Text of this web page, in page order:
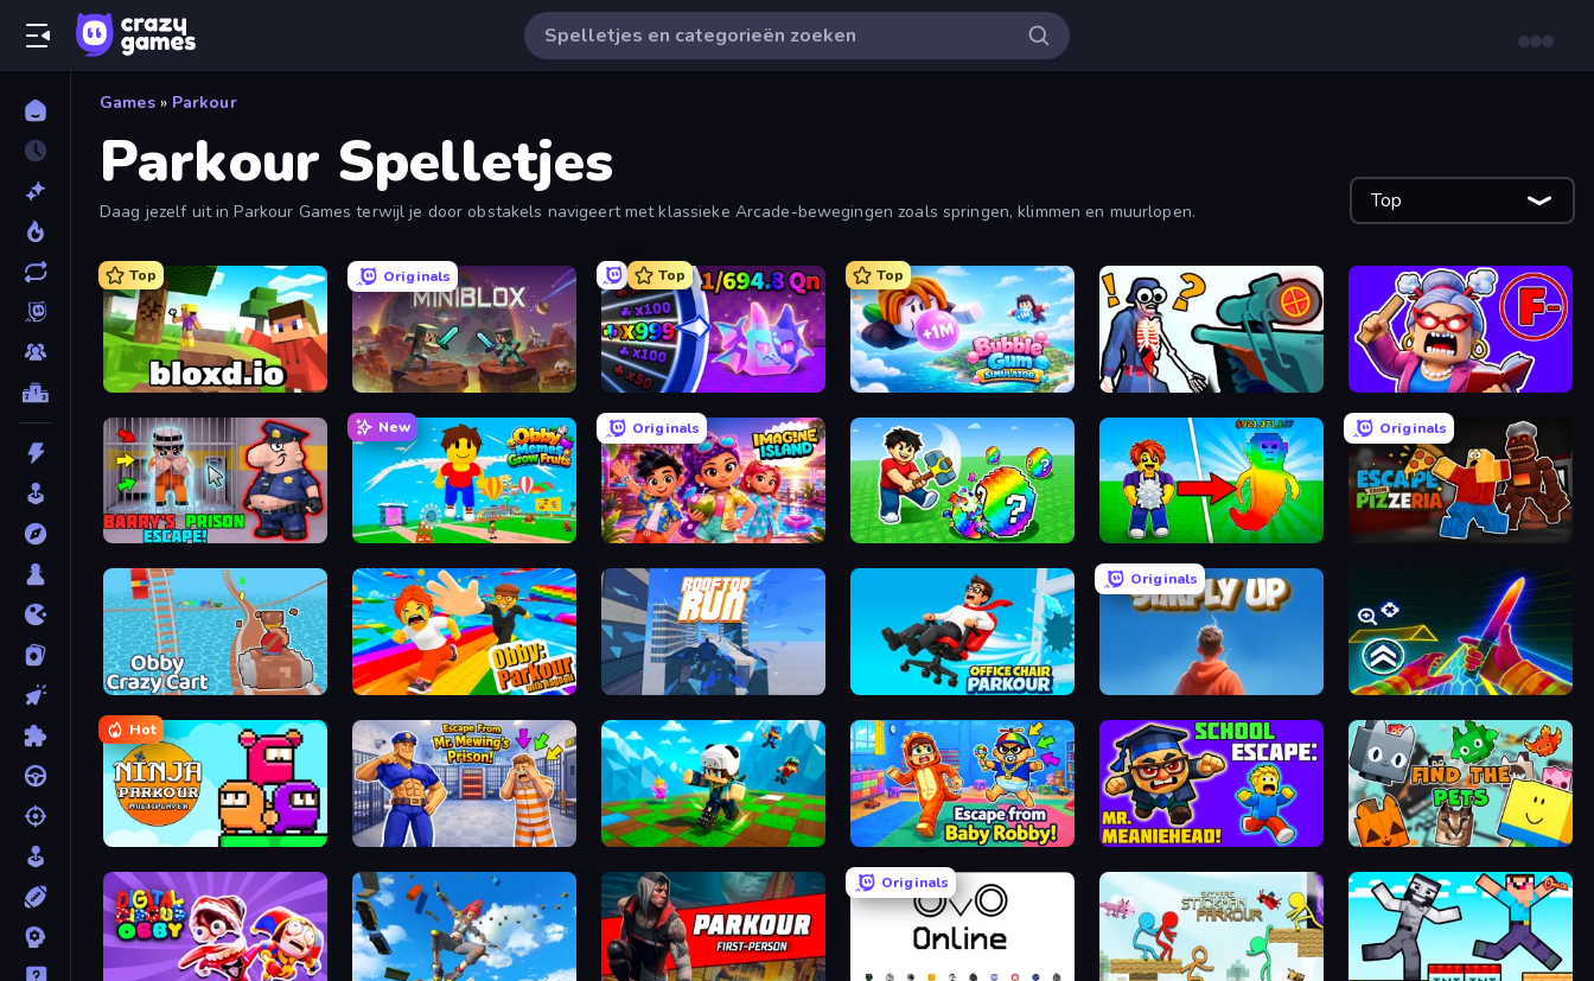
Games » Parkour
Parkour Spelletjes
Daag jezelf uit in Parkour Games terwijl je door obstakels navigeert met klassieke Arcade-bewegingen zoals springen, klimmen en muurlopen. Top
Top
Bloxd.io
Originals
Miniblox
Top
Meeland.io
Top
Bubble Gum Simulator Sniper Shot: Bullet Time
Barry's Prison Escape!
New
Obby Memes Grow Fruits
Originals
Imagine Island Break a Lucky Egg Brainrots Collect Brainrot Egg
Originals
Escape From Pizzeria
Obby: Crazy Cart Obby: Parkour with Ragdoll Rooftop Run Office Chair Parkour
Originals
SimplyUp.io Surf GO Parkour
Hot
Ninja Parkour Multiplayer Escape From Mr.Meawing's Prison! Robby: Many Games Escape From Baby Robby! Find The Pets
Originals